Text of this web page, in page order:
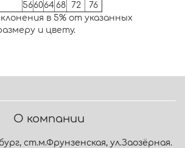
566064 68 72
76
в 5% от указанных
и цвету.
О компании
ст.м.Фрунзенская, ул.Заозёрная.